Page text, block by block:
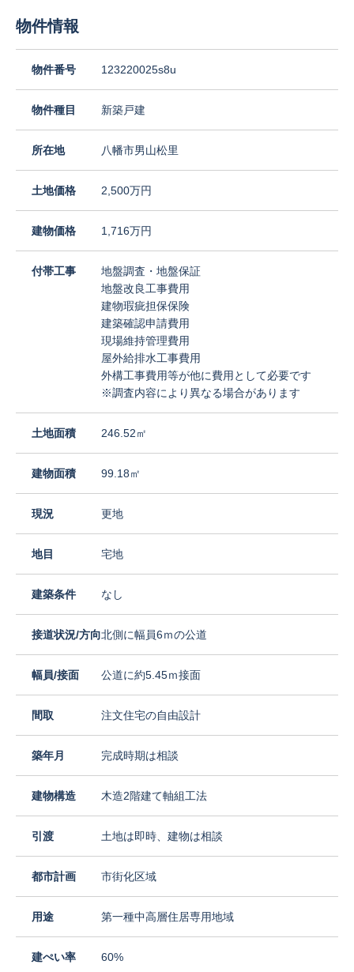
物件情報
物件番号 123220025s8u
物件種目 新築戸建
所在地 八幡市男山松里
土地価格 2,500万円
建物価格 1,716万円
付帯工事
地盤調査・地盤保証
地盤改良工事費用
建物瑕疵担保保険
建築確認申請費用
現場維持管理費用
屋外給排水工事費用
外構工事費用等が他に費用として必要です
※調査内容により異なる場合があります
土地面積 246.52㎡
建物面積 99.18㎡
現況 更地
地目 宅地
建築条件 なし
接道状況/方向北側に幅員6ｍの公道
幅員/接面 公道に約5.45ｍ接面
間取 注文住宅の自由設計
築年月 完成時期は相談
建物構造 木造2階建て軸組工法
引渡 土地は即時、建物は相談
都市計画 市街化区域
用途 第一種中高層住居専用地域
建ぺい率 60%